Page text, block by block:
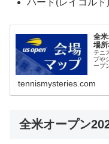
ハード(レイコルド)
全
場
テニ
プや
ープ
tennismysteries.com
全米オープン